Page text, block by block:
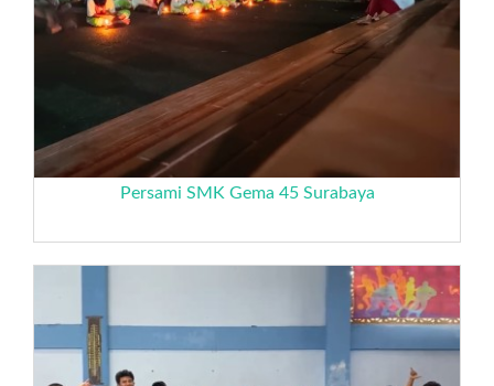
Persami SMK Gema 45 Surabaya